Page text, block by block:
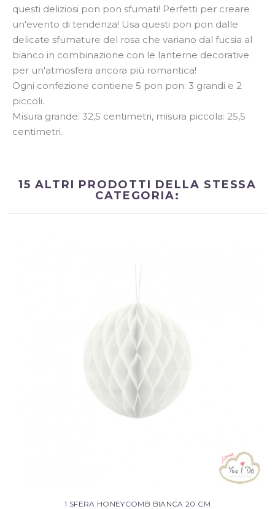
questi deliziosi pon pon sfumati! Perfetti per creare
un'evento di tendenza! Usa questi pon pon dalle
delicate sfumature del rosa che variano dal fucsia al
bianco in combinazione con le lanterne decorative
per un'atmosfera ancora più romantica!
Ogni confezione contiene 5 pon pon: 3 grandi e 2
piccoli.
Misura grande: 32,5 centimetri, misura piccola: 25,5
centimetri.
15 ALTRI PRODOTTI DELLA STESSA
CATEGORIA:
1 SFERA HONEYCOMB BIANCA 20 CM